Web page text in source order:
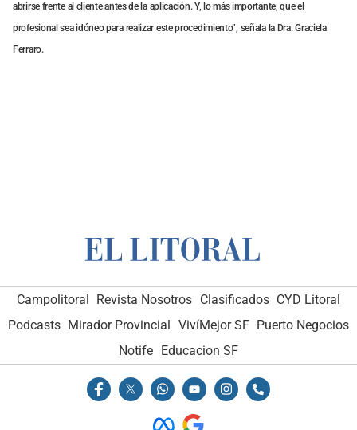
abrirse frente al cliente antes de la aplicación. Y, lo más importante, que el
profesional sea idóneo para realizar este procedimiento”, señala la Dra. Graciela
Ferraro.
Campolitoral Revista Nosotros Clasificados CYD Litoral
Podcasts Mirador Provincial VivíMejor SF Puerto Negocios
Notife Educacion SF